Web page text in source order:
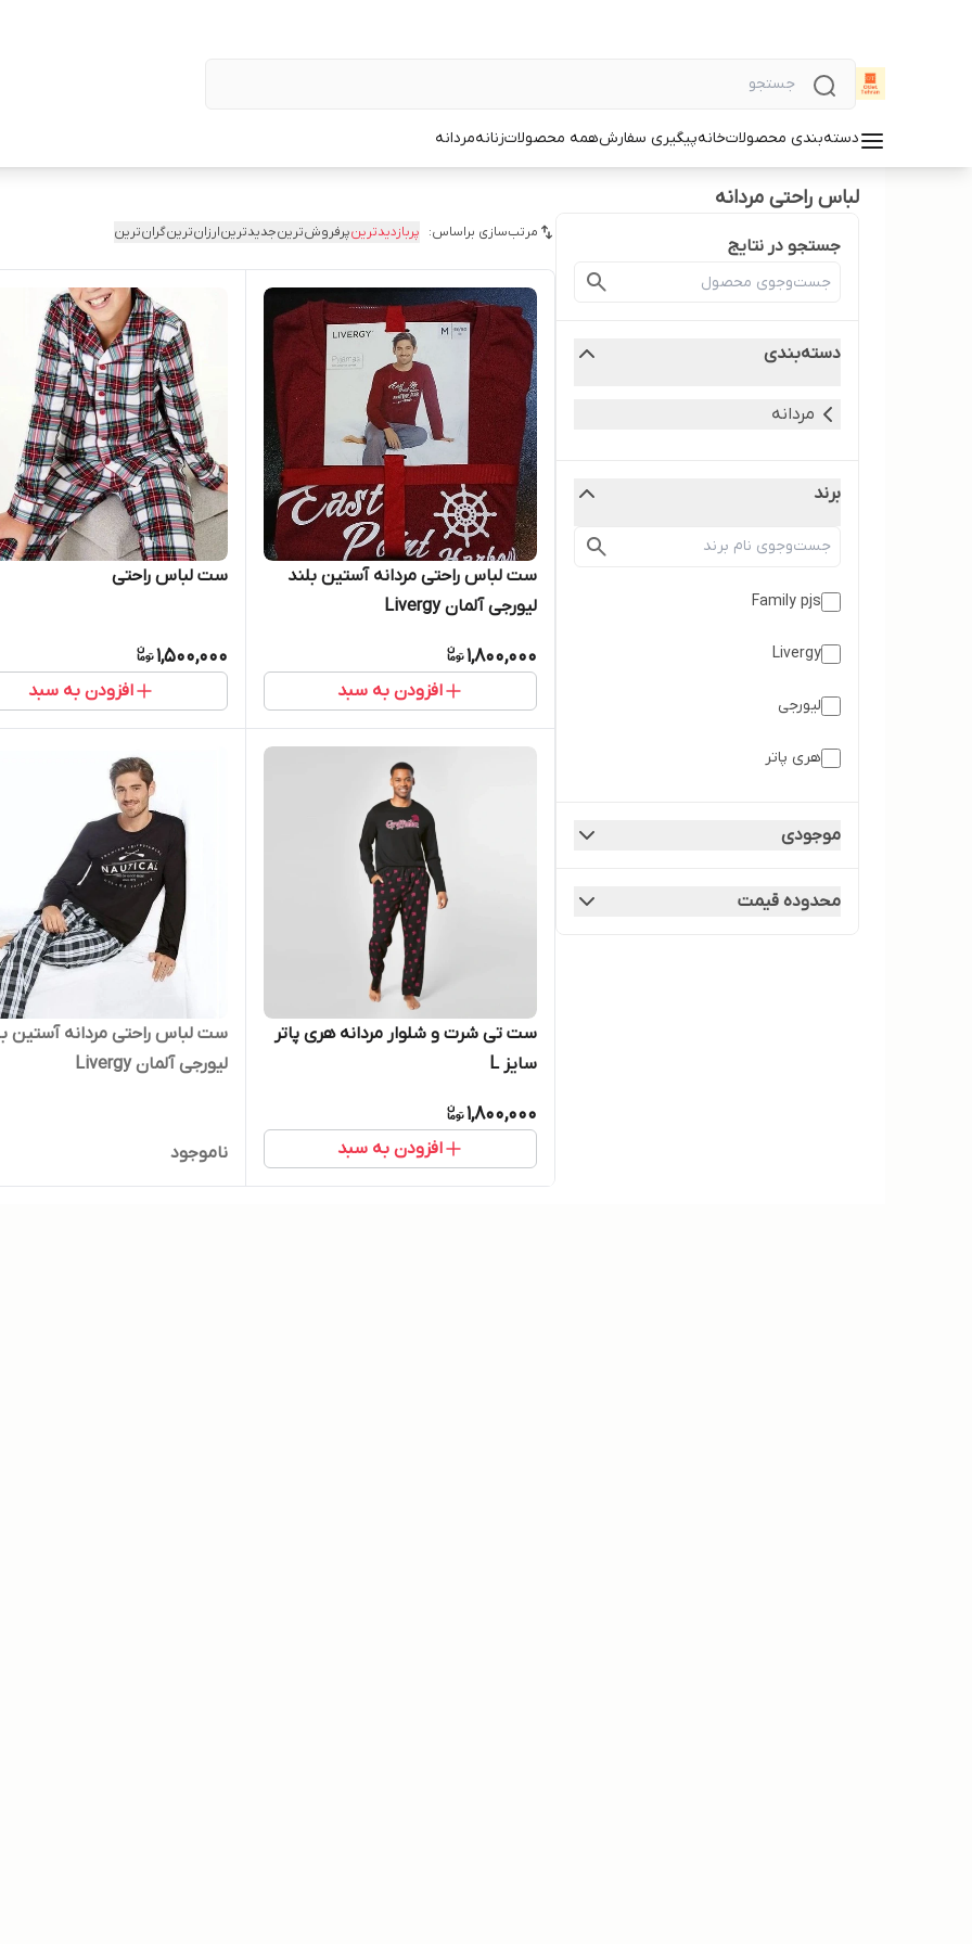
دسته‌بندی محصولاتخانهپیگیری سفارشهمه محصولاتزنانهمردانه
لباس راحتی مردانه
جستجو در نتایج
دسته‌بندی
مردانه
برند
Family pjs
Livergy
لیورجی
هری پاتر
موجودی
محدوده قیمت
مرتب‌سازی براساس: پربازدیدترینپرفروش‌ترینجدیدترینارزان‌ترینگران‌ترین
ست لباس راحتی مردانه آستین بلند
لیورجی آلمان Livergy
1,800,000
افزودن به سبد
ست لباس راحتی
1,500,000
افزودن به سبد
ست تی شرت و شلوار مردانه هری پاتر
سایز L
1,800,000
افزودن به سبد
ست لباس راحتی مردانه آستین
لیورجی آلمان Livergy
ناموجود